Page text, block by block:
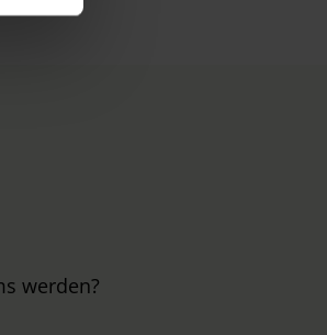
werden?